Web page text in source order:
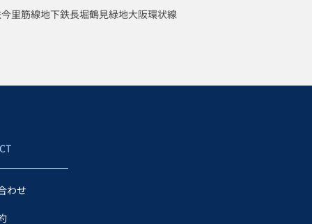
里筋線地下鉄長堀鶴見緑地大阪環状線
わせ